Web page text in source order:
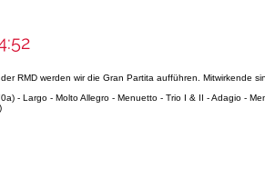
RMD werden wir die Gran Partita aufführen. Mitwirkende
- Largo - Molto Allegro - Menuetto - Trio I & II - Adagio -